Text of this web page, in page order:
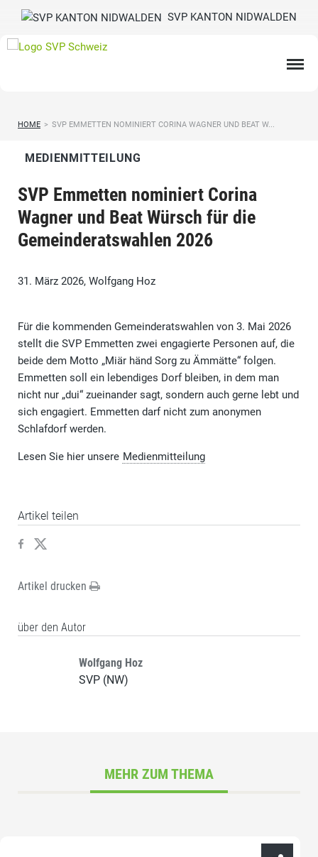
SVP KANTON NIDWALDEN
HOME > SVP EMMETTEN NOMINIERT CORINA WAGNER UND BEAT W...
MEDIENMITTEILUNG
SVP Emmetten nominiert Corina
Wagner und Beat Würsch für die
Gemeinderatswahlen 2026
31. März 2026, Wolfgang Hoz
Für die kommenden Gemeinderatswahlen von 3. Mai 2026
stellt die SVP Emmetten zwei engagierte Personen auf, die
beide dem Motto „Miär händ Sorg zu Ämmätte“ folgen.
Emmetten soll ein lebendiges Dorf bleiben, in dem man
nicht nur „dui“ zueinander sagt, sondern auch gerne lebt und
sich engagiert. Emmetten darf nicht zum anonymen
Schlafdorf werden.
Lesen Sie hier unsere Medienmitteilung
Artikel teilen
Artikel drucken
über den Autor
Wolfgang Hoz
SVP (NW)
MEHR ZUM THEMA